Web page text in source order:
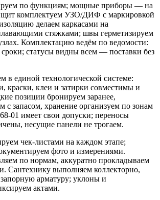
по функциям; мощные приборы — на
комплектуем УЗО/ДИФ с маркировкой
делаем каркасами на
стяжками; швы герметизируем
Комплектацию ведём по ведомости:
статусы видны всем — поставки без
единой технологической системе:
краски, клеи и затирки совместимы и
позиции бронируем заранее,
с запасом, хранение организуем по зонам
имеет свои допуски; переносы
несущие панели не трогаем.
чек‑листами на каждом этапе;
фото и измерениями.
по нормам, аккуратно прокладываем
Сантехнику выполняем коллекторно,
арматуру; уклоны и
актами.